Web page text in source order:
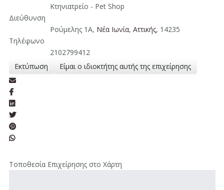
Κτηνιατρείο - Pet Shop
Διεύθυνση
Ρούμελης 1Α, Νέα Ιωνία,Aττικής, 14235
Τηλέφωνο
2102799412
Εκτύπωση
Είμαι ο ιδιοκτήτης αυτής της επιχείρησης
Τοποθεσία Επιχείρησης στο Χάρτη